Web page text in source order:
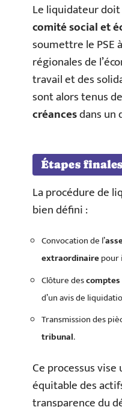
Le liquidateur
comité social et
soumettre le PSE
régionales de
travail et des
sont alors tenus de
créancesdans un
Étapes
La procédure de
bien défini :
Convocation de l’
extraordinairepour
Clôture des
d’un avis de
Transmission des
tribunal.
Ce processus
équitable des
transparence du